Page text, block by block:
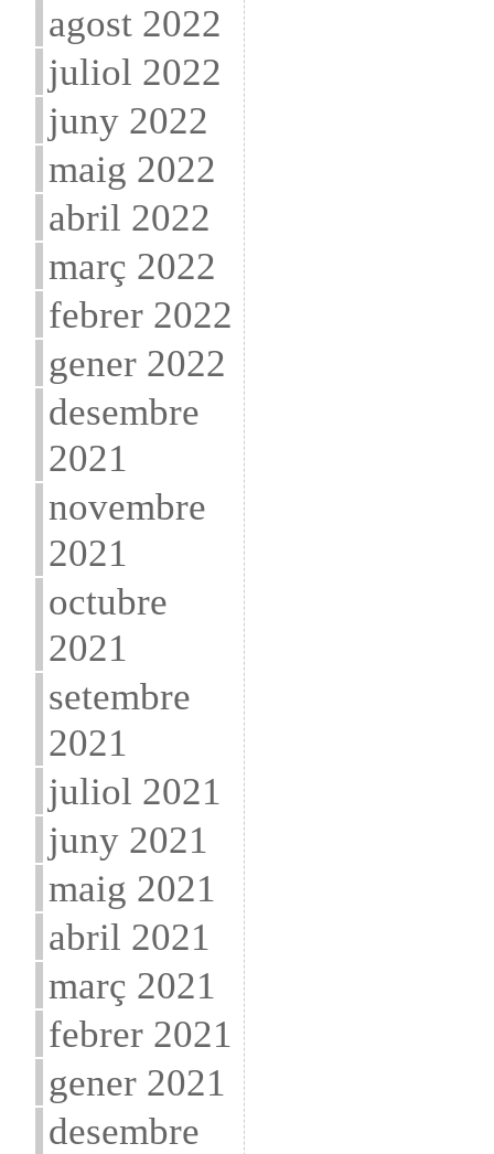
agost 2022
juliol 2022
juny 2022
maig 2022
abril 2022
març 2022
febrer 2022
gener 2022
desembre
2021
novembre
2021
octubre
2021
setembre
2021
juliol 2021
juny 2021
maig 2021
abril 2021
març 2021
febrer 2021
gener 2021
desembre